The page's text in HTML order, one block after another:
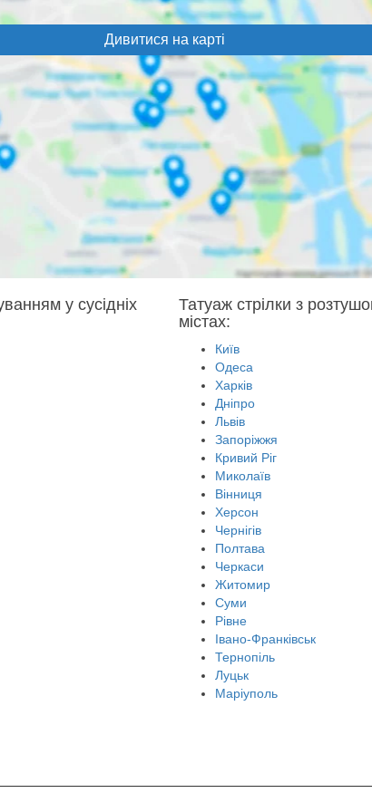
Дивитися на карті
у сусідніх
Татуаж стрілки з
містах:
Київ
Одеса
Харків
Дніпро
Львів
Запоріжжя
Кривий Ріг
Миколаїв
Вінниця
Херсон
Чернігів
Полтава
Черкаси
Житомир
Суми
Рівне
Івано-Франківськ
Тернопіль
Луцьк
Маріуполь